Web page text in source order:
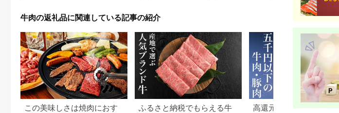
う にく ビーフ 赤身
お取り寄せ 記念日 パ
ーティ
牛肉の返礼品に関連している記事の紹介
この美味しさは焼肉におす
ふるさと納税でもらえる牛
高還元率！ふるさと納税